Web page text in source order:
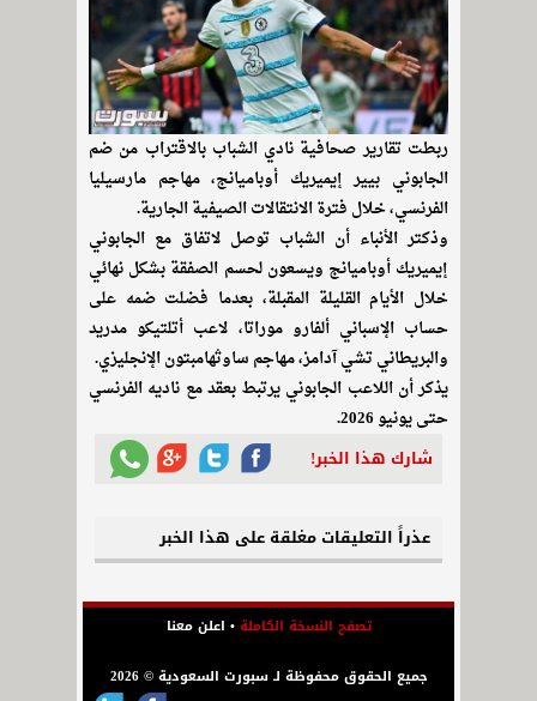
ربطت تقارير صحافية نادي الشباب بالاقتراب من ضم
الجابوني بيير إيميريك أوباميانج، مهاجم مارسيليا
الفرنسي، خلال فترة الانتقالات الصيفية الجارية.
وذكتر الأنباء أن الشباب توصل لاتفاق مع الجابوني
إيميريك أوباميانج ويسعون لحسم الصفقة بشكل نهائي
خلال الأيام القليلة المقبلة، بعدما فضلت ضمه على
حساب الإسباني ألفارو موراتا، لاعب أتلتيكو مدريد
والبريطاني تشي آدامز، مهاجم ساوثهامبتون الإنجليزي.
يذكر أن اللاعب الجابوني يرتبط بعقد مع ناديه الفرنسي
حتى يونيو 2026.
شارك هذا الخبر!
عذراً التعليقات مغلقة على هذا الخبر
تصفح النسخة الكاملة• اعلن معنا
جميع الحقوق محفوظة لـ سبورت السعودية © 2026